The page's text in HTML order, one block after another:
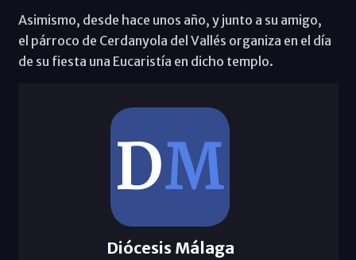
Asimismo, desde hace unos año, y junto a su amigo,
el párroco de Cerdanyola del Vallés organiza en el día
de su fiesta una Eucaristía en dicho templo.
Diócesis Málaga